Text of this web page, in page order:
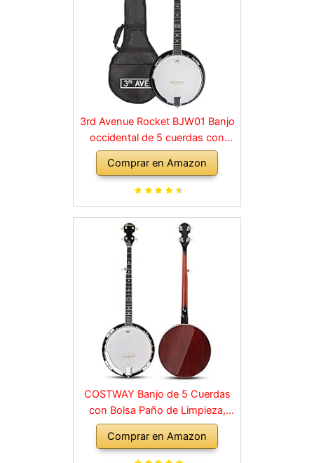
3rd Avenue Rocket BJW01 Banjo
occidental de 5 cuerdas con
bolso
Comprar en Amazon
COSTWAY Banjo de 5 Cuerdas
con Bolsa Paño de Limpieza,
Sintonizador, Correa y 3 Púas
Comprar en Amazon